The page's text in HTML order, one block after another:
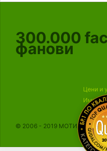
300.000
фанови
Цени и
© 2006 - 2019 МОТИКА, Сите